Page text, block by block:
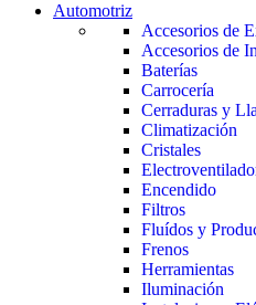
Automotriz
Accesorios de
Accesorios de
Baterías
Carrocería
Cerraduras y
Climatización
Cristales
Encendido
Filtros
Fluídos y
Frenos
Herramientas
Iluminación